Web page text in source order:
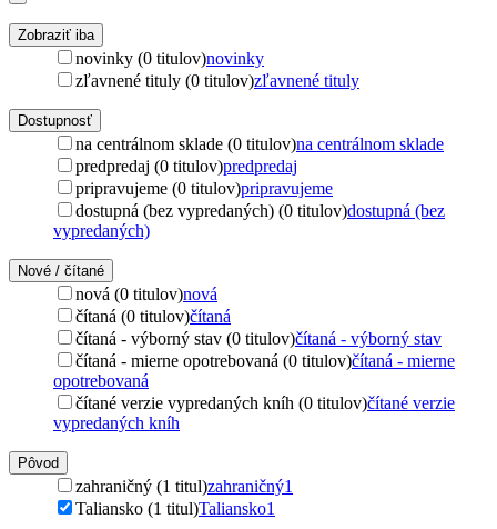
Zobraziť iba
novinky (0 titulov)novinky
zľavnené tituly (0 titulov)zľavnené tituly
Dostupnosť
na centrálnom sklade (0 titulov)na centrálnom sklade
predpredaj (0 titulov)predpredaj
pripravujeme (0 titulov)pripravujeme
dostupná (bez vypredaných) (0 titulov)dostupná (bez
vypredaných)
Nové / čítané
nová (0 titulov)nová
čítaná (0 titulov)čítaná
čítaná - výborný stav (0 titulov)čítaná - výborný stav
čítaná - mierne opotrebovaná (0 titulov)čítaná - mierne
opotrebovaná
čítané verzie vypredaných kníh (0 titulov)čítané verzie
vypredaných kníh
Pôvod
zahraničný (1 titul)zahraničný1
Taliansko (1 titul)Taliansko1